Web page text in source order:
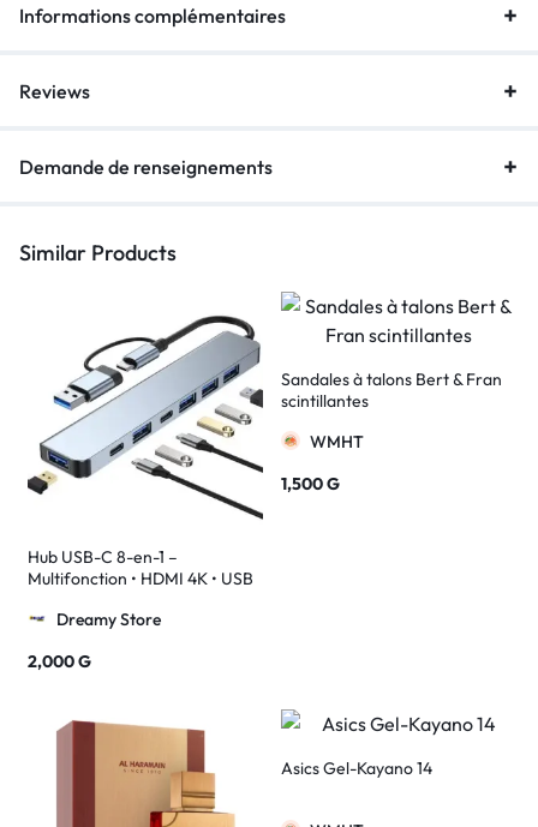
Informations complémentaires
Reviews
Demande de renseignements
Similar Products
Hub USB-C 8-en-1 –
Multifonction • HDMI 4K • USB
Compatible PC, MacBook &
Dreamy Store
2,000G
Sandales à talons Bert & Fran
scintillantes
WMHT
1,500G
Asics Gel-Kayano 14